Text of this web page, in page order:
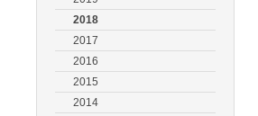
2018
2017
2016
2015
2014